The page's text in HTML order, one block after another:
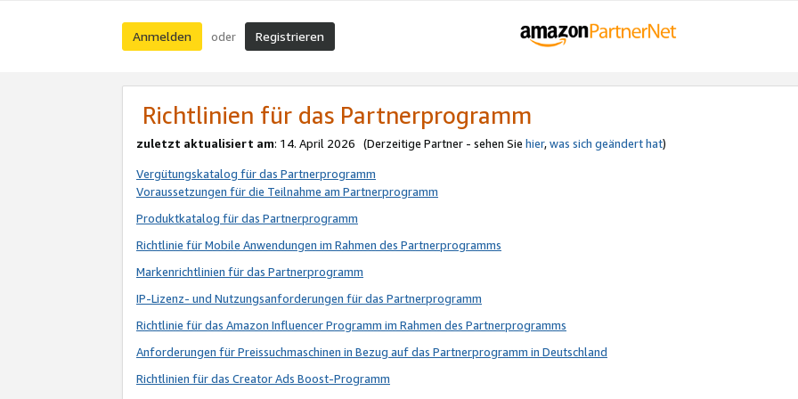
Anmelden oder Registrieren
Richtlinien für das Partnerprogramm
zuletzt aktualisiert am: 14. April 2026 (Derzeitige Partner - sehen Sie hier,was sich geändert hat)
Vergütungskatalog für das Partnerprogramm
Voraussetzungen für die Teilnahme am Partnerprogramm
Produktkatalog für das Partnerprogramm
Richtlinie für Mobile Anwendungen im Rahmen des Partnerprogramms
Markenrichtlinien für das Partnerprogramm
IP-Lizenz- und Nutzungsanforderungen für das Partnerprogramm
Richtlinie für das Amazon Influencer Programm im Rahmen des Partnerprogramms
Anforderungen für Preissuchmaschinen in Bezug auf das Partnerprogramm in Deutschland
Richtlinien für das Creator Ads Boost-Programm